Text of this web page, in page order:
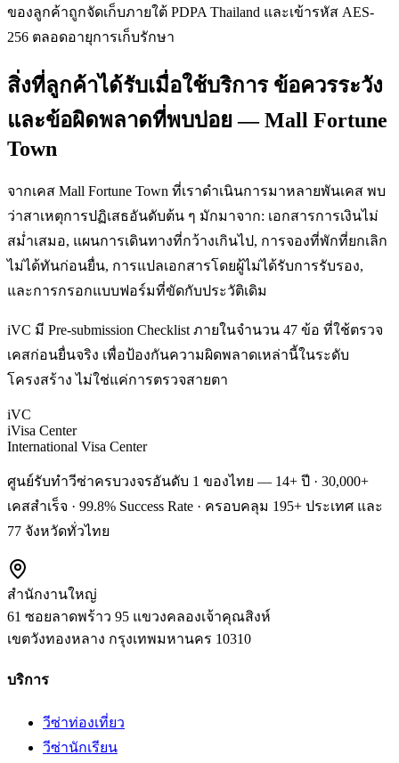
ของลูกค้าถูกจัดเก็บภายใต้ PDPA Thailand และเข้ารหัส AES-
256 ตลอดอายุการเก็บรักษา
สิ่งที่ลูกค้าได้รับเมื่อใช้บริการ ข้อควรระวัง
และข้อผิดพลาดที่พบบ่อย — Mall Fortune
Town
จากเคส Mall Fortune Town ที่เราดำเนินการมาหลายพันเคส พบ
ว่าสาเหตุการปฏิเสธอันดับต้น ๆ มักมาจาก: เอกสารการเงินไม่
สม่ำเสมอ, แผนการเดินทางที่กว้างเกินไป, การจองที่พักที่ยกเลิก
ไม่ได้ทันก่อนยื่น, การแปลเอกสารโดยผู้ไม่ได้รับการรับรอง,
และการกรอกแบบฟอร์มที่ขัดกับประวัติเดิม
iVC มี Pre-submission Checklist ภายในจำนวน 47 ข้อ ที่ใช้ตรวจ
เคสก่อนยื่นจริง เพื่อป้องกันความผิดพลาดเหล่านี้ในระดับ
โครงสร้าง ไม่ใช่แค่การตรวจสายตา
iVC
iVisa Center
International Visa Center
ศูนย์รับทำวีซ่าครบวงจรอันดับ 1 ของไทย — 14+ ปี · 30,000+
เคสสำเร็จ · 99.8% Success Rate · ครอบคลุม 195+ ประเทศ และ
77 จังหวัดทั่วไทย
สำนักงานใหญ่
61 ซอยลาดพร้าว 95 แขวงคลองเจ้าคุณสิงห์
เขตวังทองหลาง กรุงเทพมหานคร 10310
บริการ
วีซ่าท่องเที่ยว
วีซ่านักเรียน